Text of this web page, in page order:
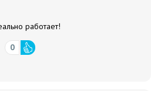
работает!
0